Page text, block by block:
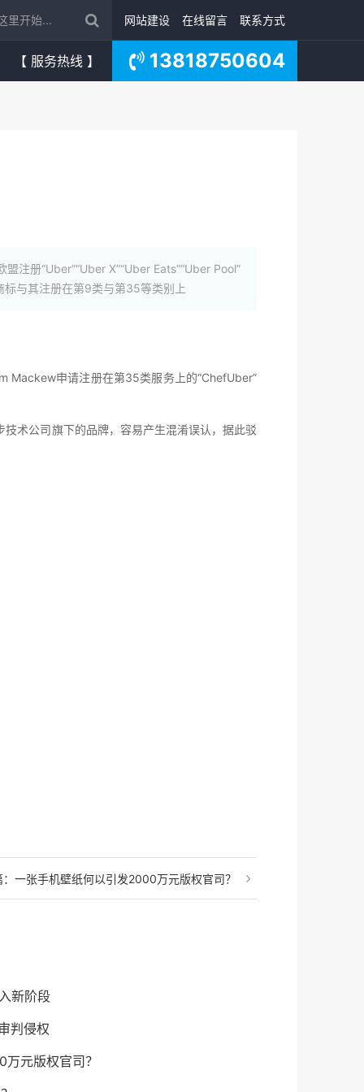
网站建设 在线留言 联系方式
【 服务热线 】 13818750604
注册“Uber”“Uber X”“Uber Eats”“Uber Pool”
标与其注册在第9类与第35等类别上
Mackew申请注册在第35类服务上的“ChefUber”
术公司旗下的品牌，容易产生混淆误认，据此驳
：一张手机壁纸何以引发2000万元版权官司？
新阶段
判侵权
元版权官司？